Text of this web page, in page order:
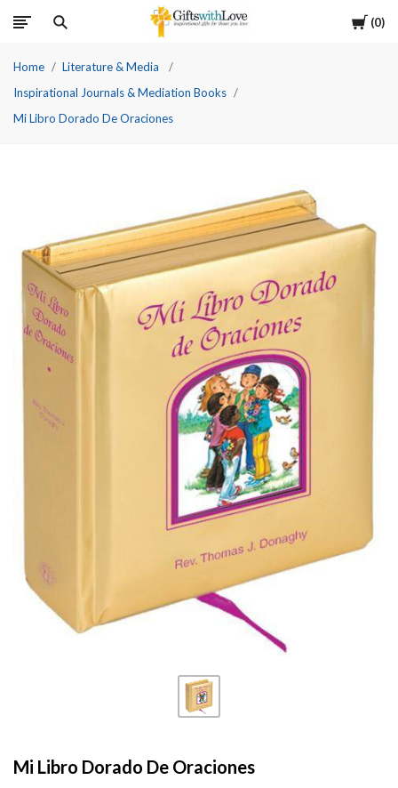
Cart
0
Home
Literature & Media
Inspirational Journals & Mediation Books
Mi Libro Dorado De Oraciones
Mi Libro Dorado De Oraciones